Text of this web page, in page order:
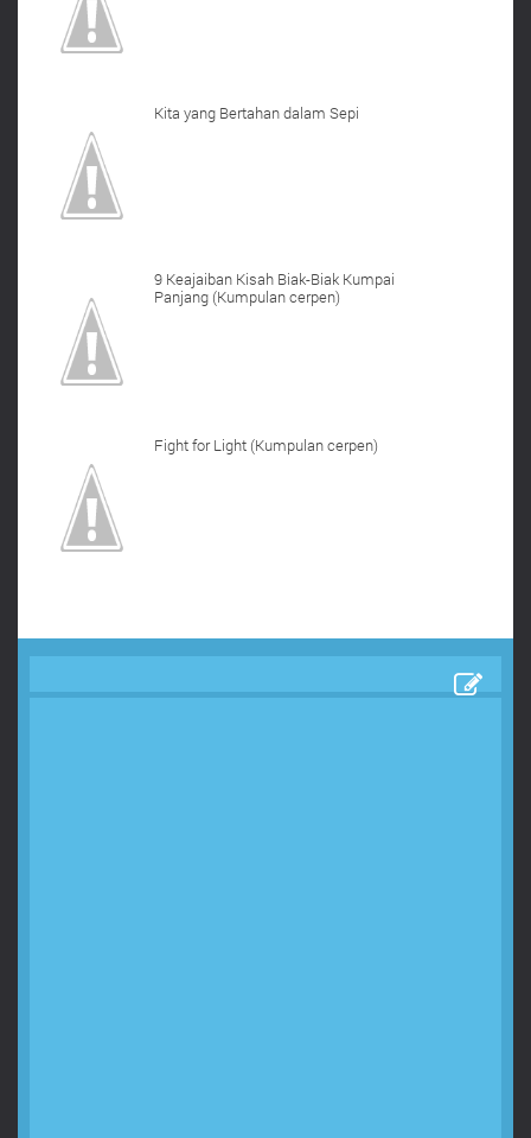
Kita yang Bertahan dalam Sepi
9 Keajaiban Kisah Biak-Biak Kumpai
Panjang (Kumpulan cerpen)
Fight for Light (Kumpulan cerpen)